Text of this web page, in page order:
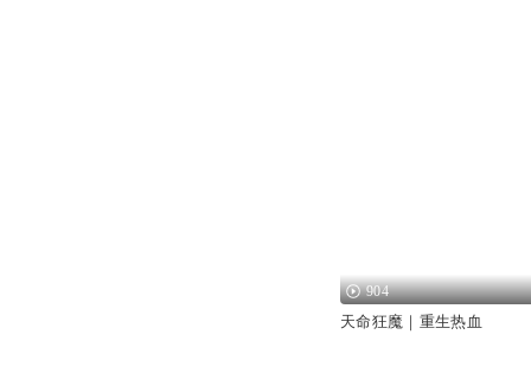
904
天命狂魔｜重生热血